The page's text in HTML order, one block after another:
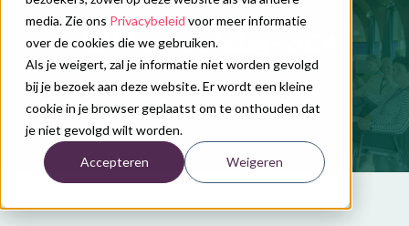
media. Zie ons Privacybeleid voor meer informatie
over de cookies die we gebruiken.
Als je weigert, zal je informatie niet worden gevolgd
bij je bezoek aan deze website. Er wordt een kleine
cookie in je browser geplaatst om te onthouden dat
je niet gevolgd wilt worden.
Accepteren Weigeren
Congreskalender
Nieuws
Over ons
Contact
Plan uw congres
V&VN-Geriatriedag - 2024